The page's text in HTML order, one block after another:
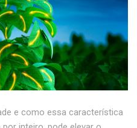
e como essa característica